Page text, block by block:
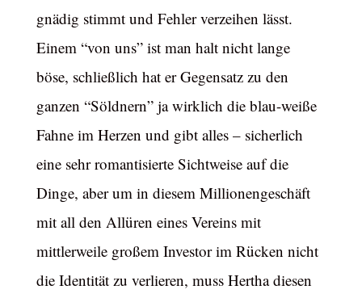
gnädig stimmt und Fehler verzeihen lässt.
Einem “von uns” ist man halt nicht lange
böse, schließlich hat er Gegensatz zu den
ganzen “Söldnern” ja wirklich die blau-weiße
Fahne im Herzen und gibt alles – sicherlich
eine sehr romantisierte Sichtweise auf die
Dinge, aber um in diesem Millionengeschäft
mit all den Allüren eines Vereins mit
mittlerweile großem Investor im Rücken nicht
die Identität zu verlieren, muss Hertha diesen